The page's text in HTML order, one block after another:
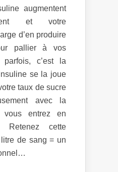
augmentent
et votre
d’en produire
pallier à vos
parfois, c’est la
se la joue
taux de sucre
avec la
vous entrez en
Retenez cette
de sang = un